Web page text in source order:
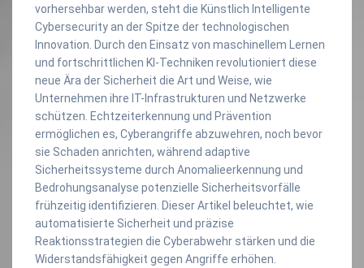
vorhersehbar werden, steht die Künstlich Intelligente
Cybersecurity an der Spitze der technologischen
Innovation. Durch den Einsatz von maschinellem Lernen
und fortschrittlichen KI-Techniken revolutioniert diese
neue Ära der Sicherheit die Art und Weise, wie
Unternehmen ihre IT-Infrastrukturen und Netzwerke
schützen. Echtzeiterkennung und Prävention
ermöglichen es, Cyberangriffe abzuwehren, noch bevor
sie Schaden anrichten, während adaptive
Sicherheitssysteme durch Anomalieerkennung und
Bedrohungsanalyse potenzielle Sicherheitsvorfälle
frühzeitig identifizieren. Dieser Artikel beleuchtet, wie
automatisierte Sicherheit und präzise
Reaktionsstrategien die Cyberabwehr stärken und die
Widerstandsfähigkeit gegen Angriffe erhöhen.